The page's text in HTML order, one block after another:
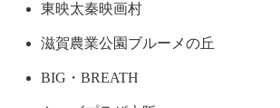
東映太秦映画村
滋賀農業公園ブルーメの丘
BIG・BREATH